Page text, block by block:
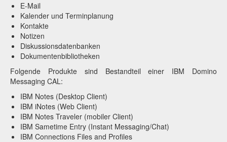
E-Mail
Kalender und Terminplanung
Kontakte
Notizen
Diskussionsdatenbanken
Dokumentenbibliotheken
Folgende Produkte sind Bestandteil einer IBM Domino
Messaging CAL:
IBM Notes (Desktop Client)
IBM iNotes (Web Client)
IBM Notes Traveler (mobiler Client)
IBM Sametime Entry (Instant Messaging/Chat)
IBM Connections Files and Profiles